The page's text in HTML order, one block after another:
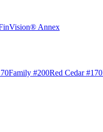
Annex
Family #200Red Cedar #170